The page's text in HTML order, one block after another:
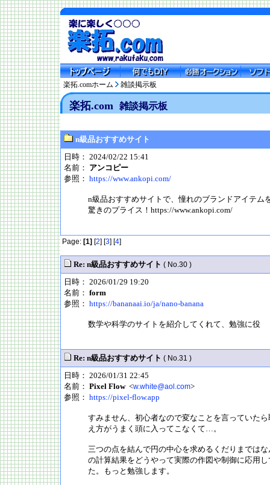
楽拓.comホーム 雑談掲示板
楽拓.com 雑談掲示板
n級品おすすめサイト
日時： 2024/02/22 15:41
名前： アンコピー
参照： https://www.ankopi.com/
n級品おすすめサイトで、憧れのブランドアイテム
驚きのプライス！https://www.ankopi.com/
Page: [1] [2] [3] [4]
Re: n級品おすすめサイト ( No.30 )
日時： 2026/01/29 19:20
名前： form
参照： https://bananaai.io/ja/nano-banana
数学や科学のサイトを紹介してくれて、勉強に役
Re: n級品おすすめサイト ( No.31 )
日時： 2026/01/31 22:45
名前： Pixel Flow<w.white@aol.com>
参照： https://pixel-flow.app
すみません、初心者なので変なことを言っていた
え方がうまく頭に入ってこなくて…。
三つの点を結んで円の中心を求めるくだりまでは
の計算結果をどうやって実際の作図や制御に応用
た。もっと勉強します。